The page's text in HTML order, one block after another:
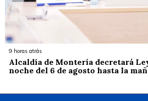
9 horas atrás
Alcaldía de Montería decretará
noche del 6 de agosto hasta la